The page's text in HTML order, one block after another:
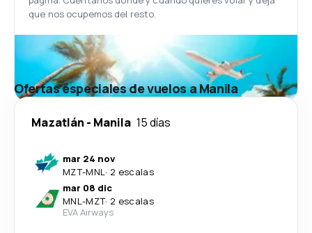
que nos ocupemos del resto.
Ofertas especiales de vuelos a Manila
Mazatlán - Manila 15 días
mar 24 nov
MZT-MNL · 2 escalas
mar 08 dic
MNL-MZT· 2 escalas
EVA Airways